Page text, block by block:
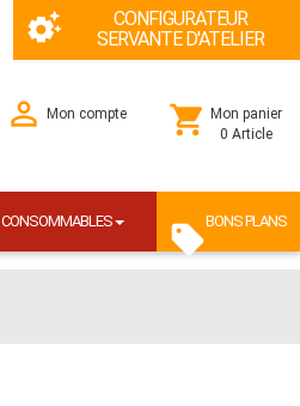
CONFIGURATEUR
SERVANTE D'ATELIER
Mon compte
Mon panier
0 Article
CONSOMMABLES BONS PLANS